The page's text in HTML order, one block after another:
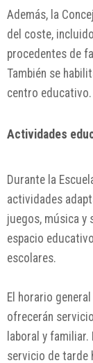
Además, la
del coste,
procedentes de
También se
centro educativo.
Actividades
Durante la
actividades
juegos, música y
espacio
escolares.
El horario
ofrecerán
laboral y
servicio de tarde